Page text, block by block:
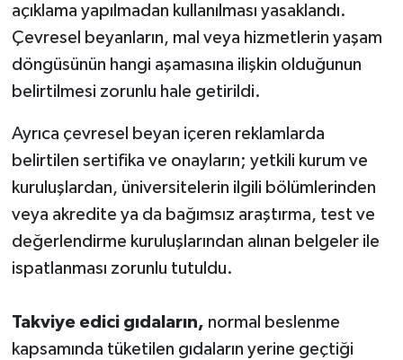
açıklama yapılmadan kullanılması yasaklandı.
Çevresel beyanların, mal veya hizmetlerin yaşam
döngüsünün hangi aşamasına ilişkin olduğunun
belirtilmesi zorunlu hale getirildi.
Ayrıca çevresel beyan içeren reklamlarda
belirtilen sertifika ve onayların; yetkili kurum ve
kuruluşlardan, üniversitelerin ilgili bölümlerinden
veya akredite ya da bağımsız araştırma, test ve
değerlendirme kuruluşlarından alınan belgeler ile
ispatlanması zorunlu tutuldu.
Takviye edici gıdaların, normal beslenme
kapsamında tüketilen gıdaların yerine geçtiği